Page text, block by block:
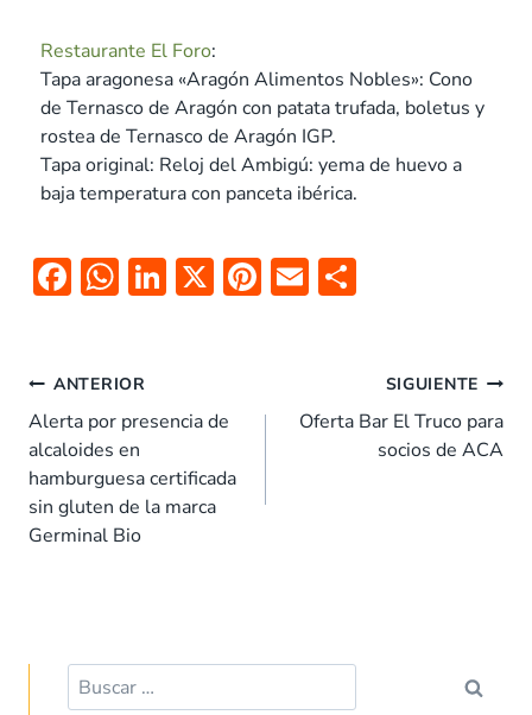
Restaurante El Foro:
Tapa aragonesa «Aragón Alimentos Nobles»: Cono
de Ternasco de Aragón con patata trufada, boletus y
rostea de Ternasco de Aragón IGP.
Tapa original: Reloj del Ambigú: yema de huevo a
baja temperatura con panceta ibérica.
F
b
o
o
k
W
s
A
p
p
Li
dI
n
X Pi
t
E
ar
tir
ANTERIOR
Alerta por presencia de
alcaloides en
hamburguesa certificada
sin gluten de la marca
Germinal Bio
SIGUIENTE
Oferta Bar El Truco para
socios de ACA